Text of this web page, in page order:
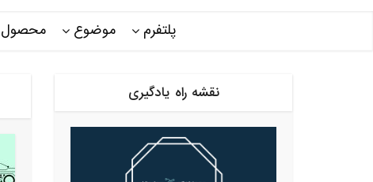
پلتفرم موضوع محصول
نقشه راه یادگیری